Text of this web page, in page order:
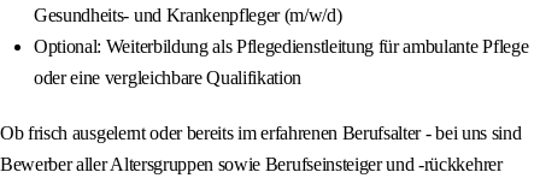
Gesundheits- und Krankenpfleger (m/w/d)
Optional: Weiterbildung als Pflegedienstleitung für ambulante Pflege
oder eine vergleichbare Qualifikation
Ob frisch ausgelernt oder bereits im erfahrenen Berufsalter - bei uns sind
Bewerber aller Altersgruppen sowie Berufseinsteiger und -rückkehrer